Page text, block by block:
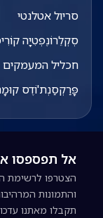
סריול אטלנטי
סְקְלֵרוֹנֶפְטִיָה
חכליל המעמקים
פָּרַקְסַנְת'וֹדֶס
אל תפספסו
הצטרפו לרשימת
והתמונות
תקבלו מאתנו